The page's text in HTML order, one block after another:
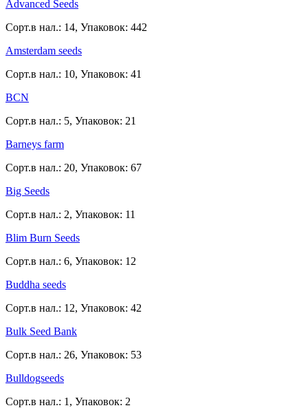
Advanced Seeds
Сорт.в нал.: 14, Упаковок: 442
Amsterdam seeds
Сорт.в нал.: 10, Упаковок: 41
BCN
Сорт.в нал.: 5, Упаковок: 21
Barneys farm
Сорт.в нал.: 20, Упаковок: 67
Big Seeds
Сорт.в нал.: 2, Упаковок: 11
Blim Burn Seeds
Сорт.в нал.: 6, Упаковок: 12
Buddha seeds
Сорт.в нал.: 12, Упаковок: 42
Bulk Seed Bank
Сорт.в нал.: 26, Упаковок: 53
Bulldogseeds
Сорт.в нал.: 1, Упаковок: 2